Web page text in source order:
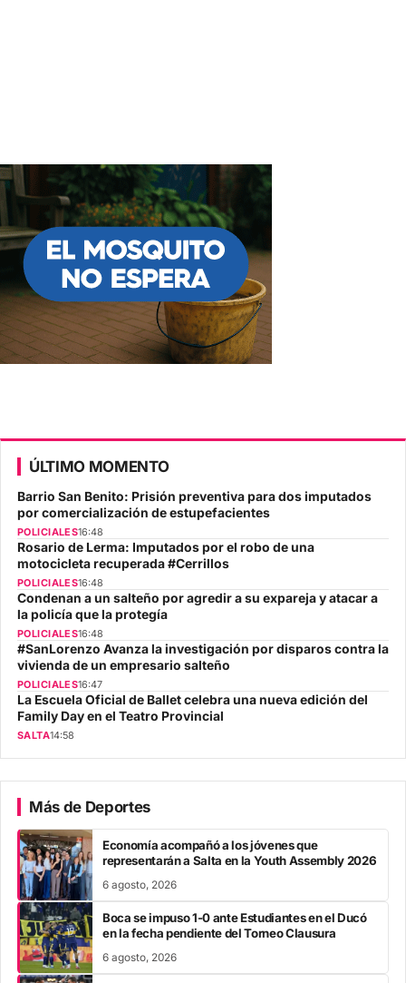
ÚLTIMO MOMENTO
Barrio San Benito: Prisión preventiva para dos imputados
por comercialización de estupefacientes
POLICIALES16:48
Rosario de Lerma: Imputados por el robo de una
motocicleta recuperada #Cerrillos
POLICIALES16:48
Condenan a un salteño por agredir a su expareja y atacar a
la policía que la protegía
POLICIALES16:48
#SanLorenzo Avanza la investigación por disparos contra la
vivienda de un empresario salteño
POLICIALES16:47
La Escuela Oficial de Ballet celebra una nueva edición del
Family Day en el Teatro Provincial
SALTA14:58
Más de Deportes
Economía acompañó a los jóvenes que
representarán a Salta en la Youth Assembly 2026
6 agosto, 2026
Boca se impuso 1-0 ante Estudiantes en el Ducó
en la fecha pendiente del Torneo Clausura
6 agosto, 2026